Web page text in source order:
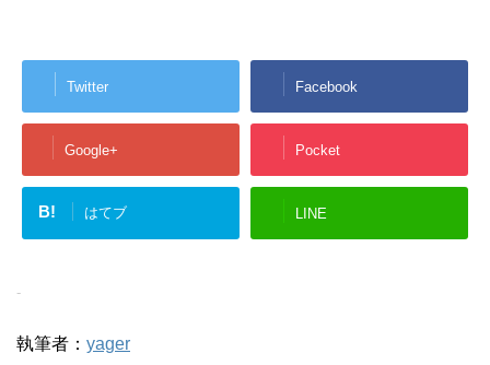
Twitter Facebook
Google+ Pocket
B! はてブ LINE
-
執筆者： yager